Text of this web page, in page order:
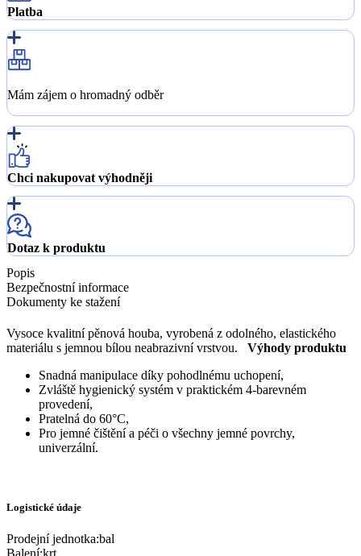
Platba
Mám zájem o hromadný odběr
Chci nakupovat výhodněji
Dotaz k produktu
Popis
Bezpečnostní informace
Dokumenty ke stažení
Vysoce kvalitní pěnová houba, vyrobená z odolného, elastického
materiálu s jemnou bílou neabrazivní vrstvou. Výhody produktu
Snadná manipulace díky pohodlnému uchopení,
Zvláště hygienický systém v praktickém 4-barevném
provedení,
Pratelná do 60°C,
Pro jemné čištění a péči o všechny jemné povrchy,
univerzální.
Logistické údaje
Prodejní jednotka:bal
Balení:krt